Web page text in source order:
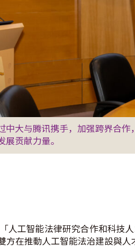
中大与腾讯携手，加强跨界合
贡献力量。
人工智能法律研究合作和科技
在推動人工智能法治建設與人